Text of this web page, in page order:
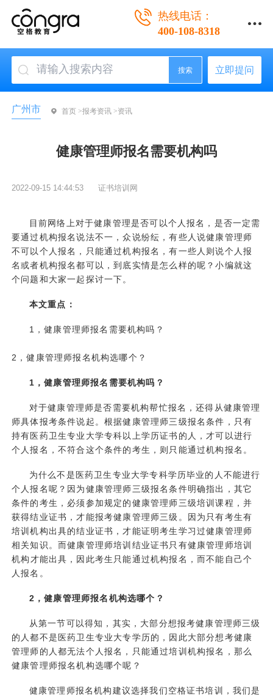
热线电话：
400-108-8318
搜索 立即提问
广州市 首页 >报考资讯 >资讯
健康管理师报名需要机构吗
2022-09-15 14:44:53 证书培训网
目前网络上对于健康管理是否可以个人报名，是否一定需
要通过机构报名说法不一，众说纷纭，有些人说健康管理师
不可以个人报名，只能通过机构报名，有一些人则说个人报
名或者机构报名都可以，到底实情是怎么样的呢？小编就这
个问题和大家一起探讨一下。
本文重点：
1，健康管理师报名需要机构吗？
2，健康管理师报名机构选哪个？
1，健康管理师报名需要机构吗？
对于健康管理师是否需要机构帮忙报名，还得从健康管理
师具体报考条件说起。根据健康管理师三级报名条件，只有
持有医药卫生专业大学专科以上学历证书的人，才可以进行
个人报名，不符合这个条件的考生，则只能通过机构报名。
为什么不是医药卫生专业大学专科学历毕业的人不能进行
个人报名呢？因为健康管理师三级报名条件明确指出，其它
条件的考生，必须参加规定的健康管理师三级培训课程，并
获得结业证书，才能报考健康管理师三级。因为只有考生有
培训机构出具的结业证书，才能证明考生学习过健康管理师
相关知识。而健康管理师培训结业证书只有健康管理师培训
机构才能出具，因此考生只能通过机构报名，而不能自己个
人报名。
2，健康管理师报名机构选哪个？
从第一节可以得知，其实，大部分想报考健康管理师三级
的人都不是医药卫生专业大专学历的，因此大部分想考健康
管理师的人都无法个人报名，只能通过培训机构报名，那么
健康管理师报名机构选哪个呢？
健康管理师报名机构建议选择我们空格证书培训，我们是